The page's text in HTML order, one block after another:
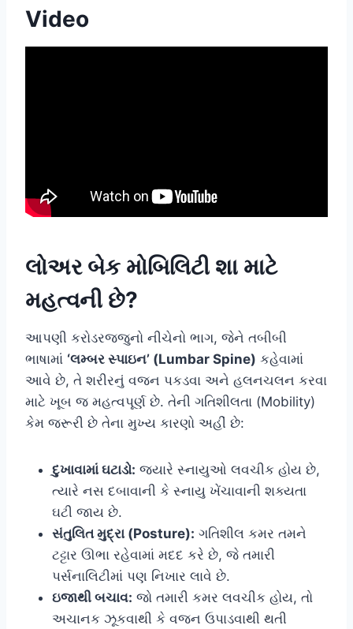
Video
લોઅર બેક મોબિલિટી શા માટે
મહત્વની છે?
આપણી કરોડરજ્જુનો નીચેનો ભાગ, જેને તબીબી
ભાષામાં ‘લમ્બર સ્પાઇન’ (Lumbar Spine) કહેવામાં
આવે છે, તે શરીરનું વજન પકડવા અને હલનચલન કરવા
માટે ખૂબ જ મહત્વપૂર્ણ છે. તેની ગતિશીલતા (Mobility)
કેમ જરૂરી છે તેના મુખ્ય કારણો અહીં છે:
દુખાવામાં ઘટાડો: જ્યારે સ્નાયુઓ લવચીક હોય છે,
ત્યારે નસ દબાવાની કે સ્નાયુ ખેંચાવાની શક્યતા
ઘટી જાય છે.
સંતુલિત મુદ્રા (Posture): ગતિશીલ કમર તમને
ટટ્ટાર ઊભા રહેવામાં મદદ કરે છે, જે તમારી
પર્સનાલિટીમાં પણ નિખાર લાવે છે.
ઇજાથી બચાવ: જો તમારી કમર લવચીક હોય, તો
અચાનક ઝૂકવાથી કે વજન ઉપાડવાથી થતી